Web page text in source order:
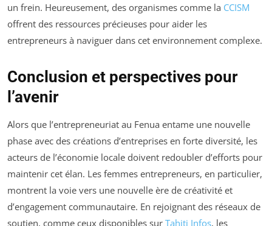
un frein. Heureusement, des organismes comme la CCISM
offrent des ressources précieuses pour aider les
entrepreneurs à naviguer dans cet environnement complexe.
Conclusion et perspectives pour
l’avenir
Alors que l’entrepreneuriat au Fenua entame une nouvelle
phase avec des créations d’entreprises en forte diversité, les
acteurs de l’économie locale doivent redoubler d’efforts pour
maintenir cet élan. Les femmes entrepreneurs, en particulier,
montrent la voie vers une nouvelle ère de créativité et
d’engagement communautaire. En rejoignant des réseaux de
soutien, comme ceux disponibles sur Tahiti Infos, les